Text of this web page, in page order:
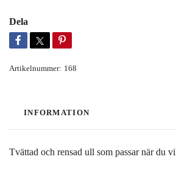
Dela
Artikelnummer: 168
INFORMATION
Tvättad och rensad ull som passar när du